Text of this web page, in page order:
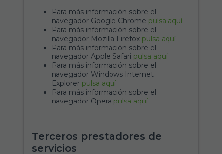
Para más información sobre el
navegador Google Chrome pulsa aquí
Para más información sobre el
navegador Mozilla Firefox pulsa aquí
Para más información sobre el
navegador Apple Safari pulsa aquí
Para más información sobre el
navegador Windows Internet
Explorer pulsa aquí
Para más información sobre el
navegador Opera pulsa aquí
Terceros prestadores de
servicios